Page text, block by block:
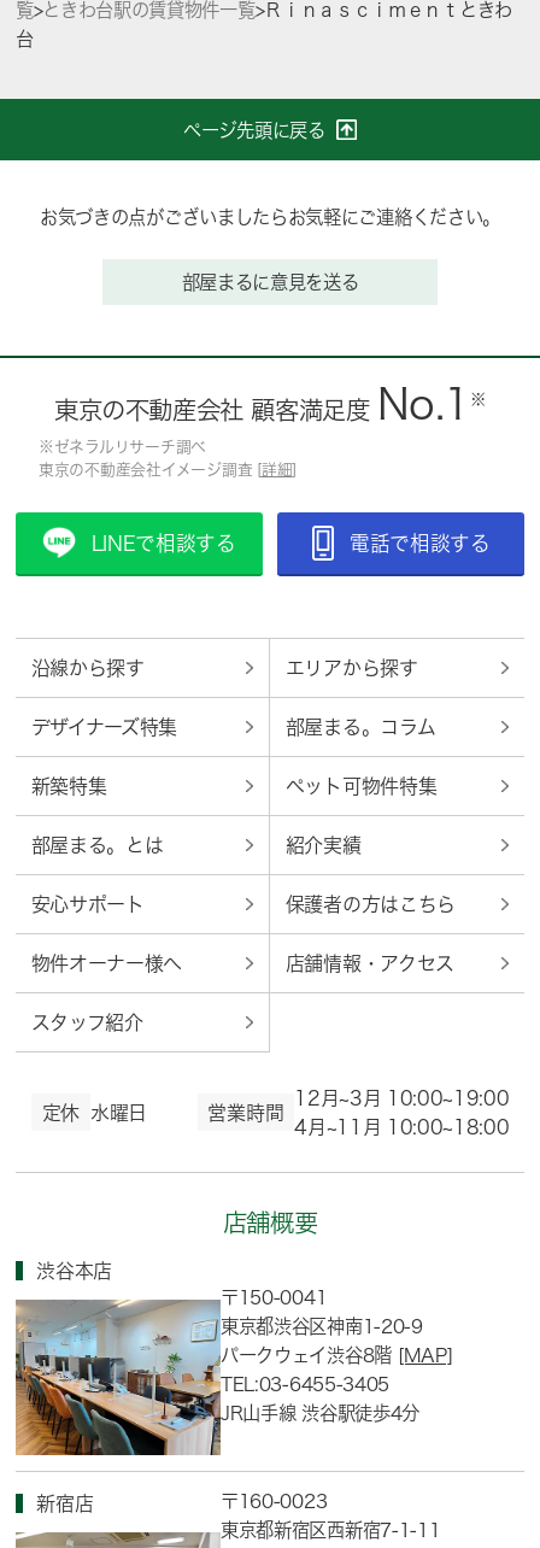
覧>ときわ台駅の賃貸物件一覧>Ｒｉｎａｓｃｉｍｅｎｔときわ
台
ページ先頭に戻る
お気づきの点がございましたらお気軽にご連絡ください。
部屋まるに意見を送る
東京の不動産会社 顧客満足度 No.1 ※
※ゼネラルリサーチ調べ
東京の不動産会社イメージ調査 [ 詳細
LINEで相談する 電話で相談する
沿線から探す エリアから探す
デザイナーズ特集 部屋まる。コラム
新築特集 ペット可物件特集
部屋まる。とは 紹介実績
安心サポート 保護者の方はこちら
物件オーナー様へ 店舗情報・アクセス
スタッフ紹介
定休 水曜日 営業時間
12月~3月 10:00~19:00
4月~11月 10:00~18:00
店舗概要
渋谷本店
〒150-0041
東京都渋谷区神南1-20-9
パークウェイ渋谷8階 [MAP]
TEL:03-6455-3405
JR山手線 渋谷駅徒歩4分
新宿店
〒160-0023
東京都新宿区西新宿7-1-11